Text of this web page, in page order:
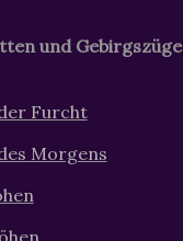
und Gebirgszüge
Furcht
Morgens